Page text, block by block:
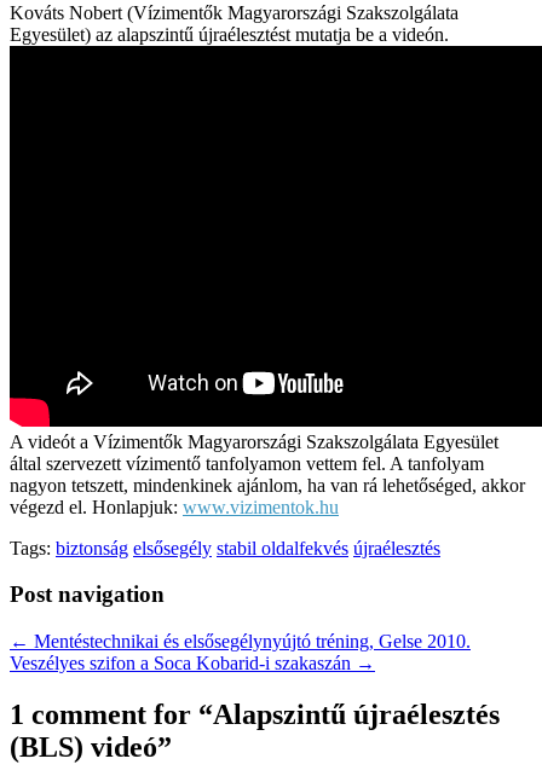
Kováts Nobert (Vízimentők Magyarországi Szakszolgálata
Egyesület) az alapszintű újraélesztést mutatja be a videón.
A videót a Vízimentők Magyarországi Szakszolgálata Egyesület
által szervezett vízimentő tanfolyamon vettem fel. A tanfolyam
nagyon tetszett, mindenkinek ajánlom, ha van rá lehetőséged, akkor
végezd el. Honlapjuk: www.vizimentok.hu
Tags: biztonság elsősegély stabil oldalfekvés újraélesztés
Post navigation
← Mentéstechnikai és elsősegélynyújtó tréning, Gelse 2010.
Veszélyes szifon a Soca Kobarid-i szakaszán →
1 comment for “Alapszintű újraélesztés
(BLS) videó”